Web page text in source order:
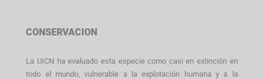
CONSERVACION
La UICN ha evaluado esta especie como casi en extinción en
todo el mundo, vulnerable a la explotación humana y a la